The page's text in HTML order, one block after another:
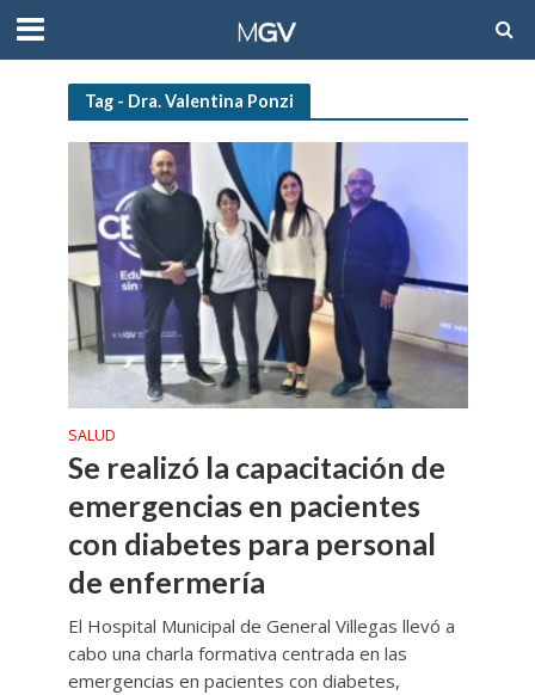
Tag - Dra. Valentina Ponzi
SALUD
Se realizó la capacitación de
emergencias en pacientes
con diabetes para personal
de enfermería
El Hospital Municipal de General Villegas llevó a
cabo una charla formativa centrada en las
emergencias en pacientes con diabetes,